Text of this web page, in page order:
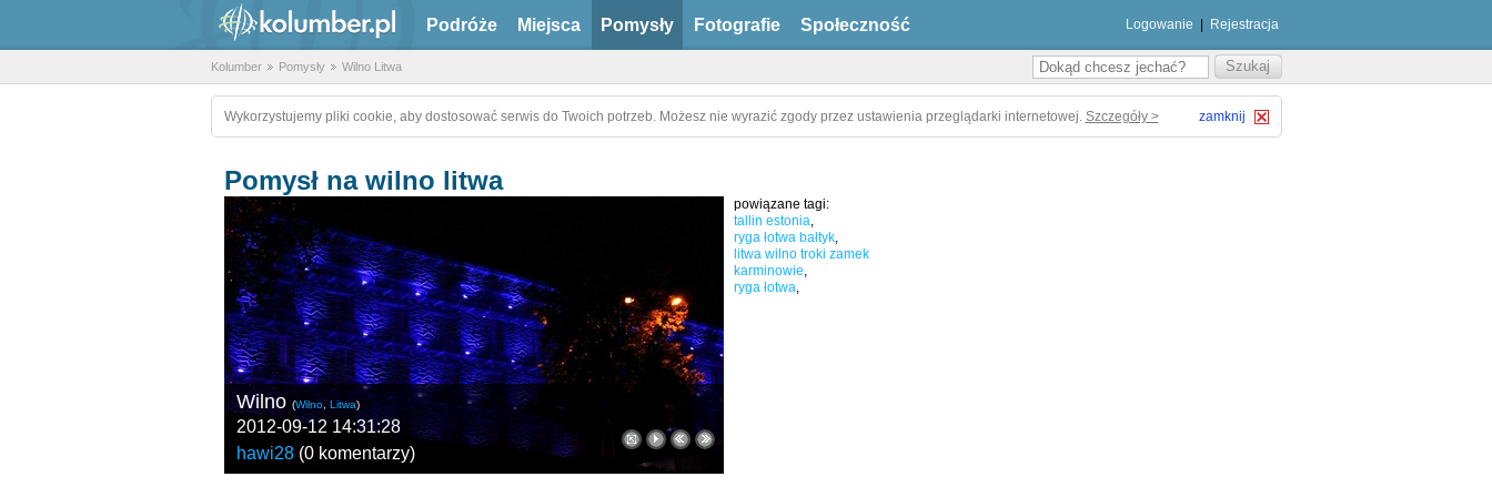
Podróże Miejsca Pomysły Fotografie Społeczność Logowanie Rejestracja
Kolumber Pomysły Wilno Litwa
Wykorzystujemy pliki cookie, aby dostosować serwis do Twoich potrzeb. Możesz nie wyrazić zgody przez ustawienia przeglądarki internetowej. Szczegóły > zamknij
Pomysł na wilno litwa
powiązane tagi:
tallin estonia,
ryga łotwa bałtyk,
litwa wilno troki zamek
karminowie,
ryga łotwa,
Wilno (Wilno Litwa)
2012-09-12 14:31:28
hawi28(0 komentarzy)